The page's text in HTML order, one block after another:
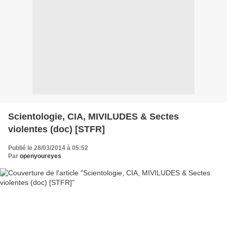
Scientologie, CIA, MIVILUDES & Sectes
violentes (doc) [STFR]
Publié le 28/03/2014 à 05:52
Par openyoureyes